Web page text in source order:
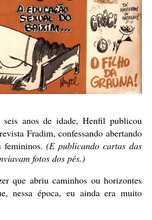
anos de idade, Henfil publicou
Fradim, confessando abertando
femininos.(E publicando cartas das
fotos dos pés.)
que abriu caminhos ou horizontes
nessa época, eu ainda era muito